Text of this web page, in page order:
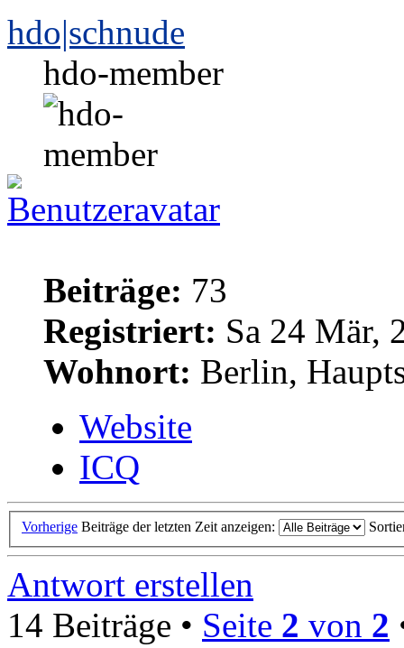
hdo|schnude
hdo-member
Beiträge: 73
Registriert: Sa 24 Mär,
Wohnort: Berlin,
Website
ICQ
Vorherige Beiträge der letzten Zeit anzeigen:
Antwort erstellen
14 Beiträge • Seite 2 von 2